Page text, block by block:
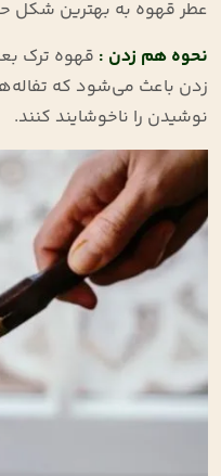
عطر قهوه به بهترین
نحوه هم زدن : قهوه ترک
زدن باعث می‌شود که
نوشیدن را ناخوشایند کنند.